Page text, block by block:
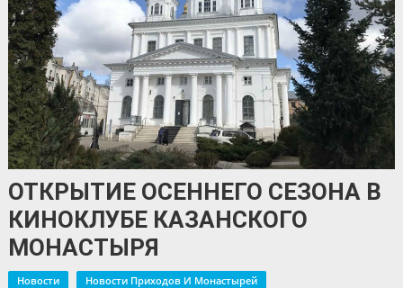
ОТКРЫТИЕ ОСЕННЕГО СЕЗОНА В
КИНОКЛУБЕ КАЗАНСКОГО
МОНАСТЫРЯ
Новости Новости Приходов И Монастырей